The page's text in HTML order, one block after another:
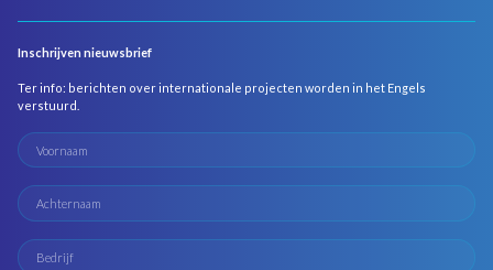
Inschrijven nieuwsbrief
Ter info: berichten over internationale projecten worden in het Engels
verstuurd.